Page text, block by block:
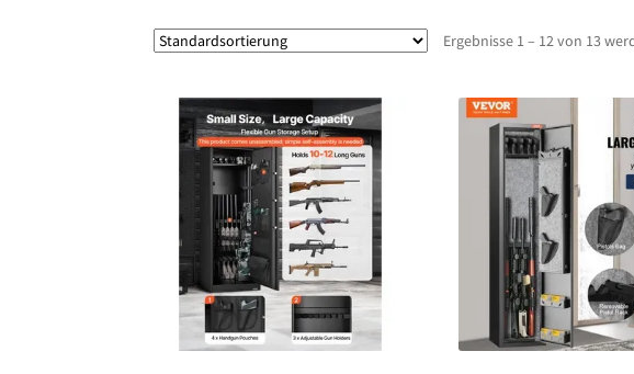
Ergebnisse 1 – 12 von 13